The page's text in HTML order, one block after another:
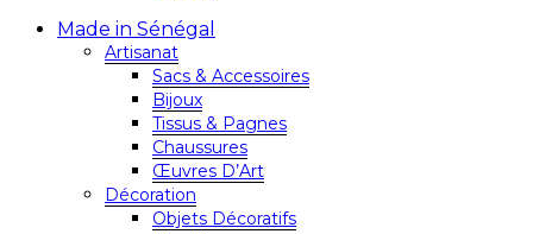
Made in Sénégal
Artisanat
Sacs & Accessoires
Bijoux
Tissus & Pagnes
Chaussures
Œuvres D’Art
Décoration
Objets Décoratifs